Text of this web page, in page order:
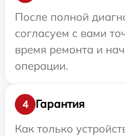
После полной
согласуем с вами
время ремонта и
операции.
4
Гарантия
Как только